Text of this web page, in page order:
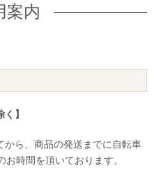
案内
】
から、商品の発送までに自転車
時間を頂いております。